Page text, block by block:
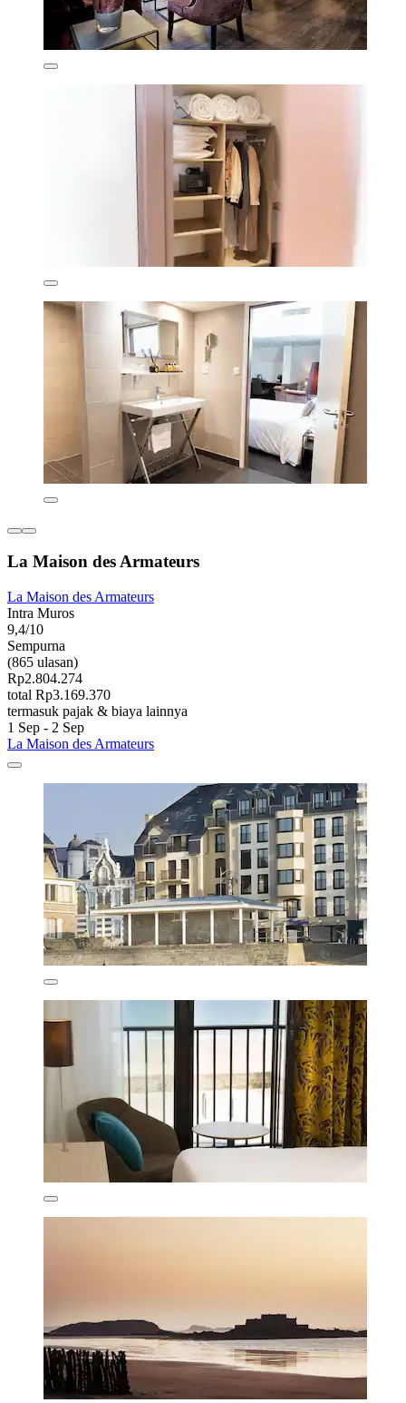
La Maison des Armateurs
La Maison des Armateurs
Intra Muros
9,4/10
Sempurna
(865 ulasan)
Rp2.804.274
total Rp3.169.370
termasuk pajak & biaya lainnya
1 Sep - 2 Sep
La Maison des Armateurs